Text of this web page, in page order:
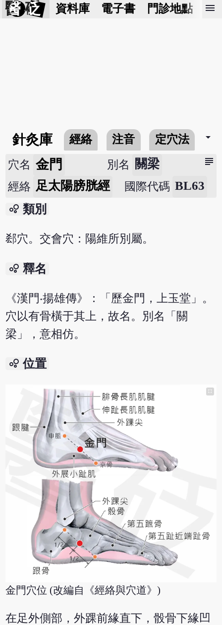
醫 砭 資料庫 電子書 門診地點 預
menu
針灸庫 經絡 注音 定穴法 arrow_drop_down
subject
穴名 金門 別名 關梁
經絡 足太陽膀胱經 國際代碼 BL63
bubble_chart 類別
郄穴。交會穴：陽維所別屬。
bubble_chart 釋名
《漢門‧揚雄傳》：「歷金門，上玉堂」。
穴以有骨橫于其上，故名。別名「關
梁」，意相仿。
bubble_chart 位置
金門穴位 (改編自《經絡與穴道》)
在足外側部，外踝前緣直下，骰骨下緣凹